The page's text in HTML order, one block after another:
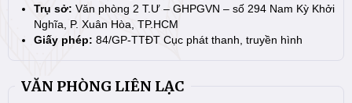
Trụ sở: Văn phòng 2 T.Ư – GHPGVN – số 294 Nam Kỳ Khởi
Nghĩa, P. Xuân Hòa, TP.HCM
Giấy phép: 84/GP-TTĐT Cục phát thanh, truyền hình
VĂN PHÒNG LIÊN LẠC